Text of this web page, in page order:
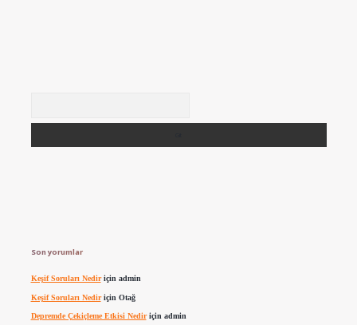
Son yorumlar
Keşif Soruları Nediriçin admin
Keşif Soruları Nediriçin Otağ
Depremde Çekiçleme Etkisi Nediriçin admin